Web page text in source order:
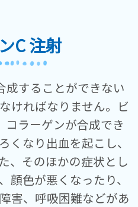
C 注射
成することができない
ければなりません。ビ
コラーゲンが合成でき
くなり出血を起こし、
、そのほかの症状とし
顔色が悪くなったり、
害、呼吸困難などがあ